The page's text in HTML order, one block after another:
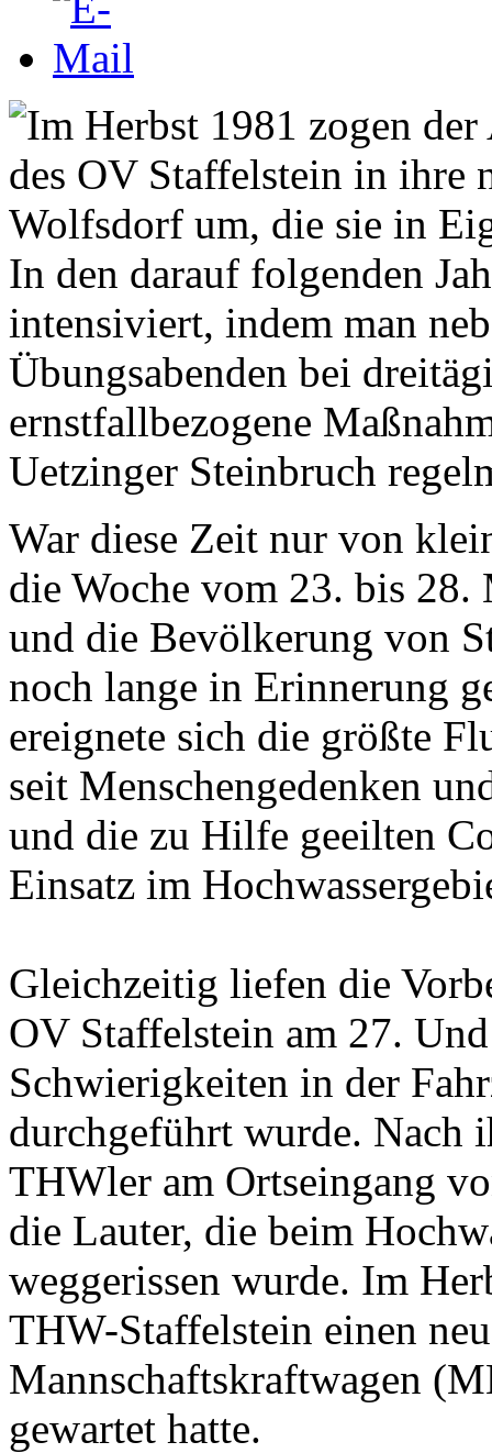
In den darauf folgenden
intensiviert, indem man
Übungsabenden bei
ernstfallbezogene
Uetzinger Steinbruch
War diese Zeit nur von
die Woche vom 23. bis
und die Bevölkerung von
noch lange in Erinnerung
ereignete sich die größte
seit Menschengedenken
und die zu Hilfe geeilten
Einsatz im
Gleichzeitig liefen die
OV Staffelstein am 27.
Schwierigkeiten in der
durchgeführt wurde. Nach
THWler am Ortseingang
die Lauter, die beim
weggerissen wurde. Im
THW-Staffelstein einen
Mannschaftskraftwagen
gewartet hatte.